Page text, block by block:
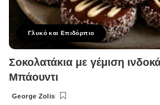
Γλυκό και Επιδόρπιο
Σοκολατάκια με γέμιση
Μπάουντι
Posted
George Zolis